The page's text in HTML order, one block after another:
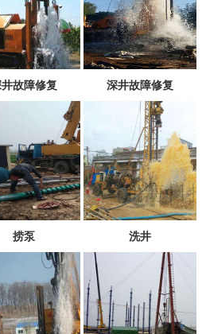
故障修复 深井故障修复
捞泵 洗井